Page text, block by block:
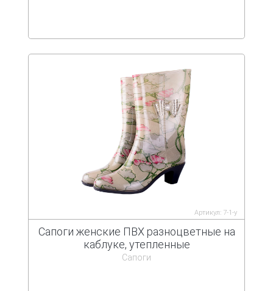
Артикул: 7-1-у
Сапоги женские ПВХ разноцветные на
каблуке, утепленные
Сапоги